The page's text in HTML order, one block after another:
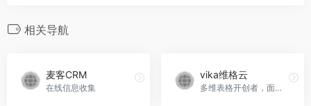
相关导航
麦客CRM
在线信息收集
vika维格云
多维表格开创者，面向API的易用低代码平台